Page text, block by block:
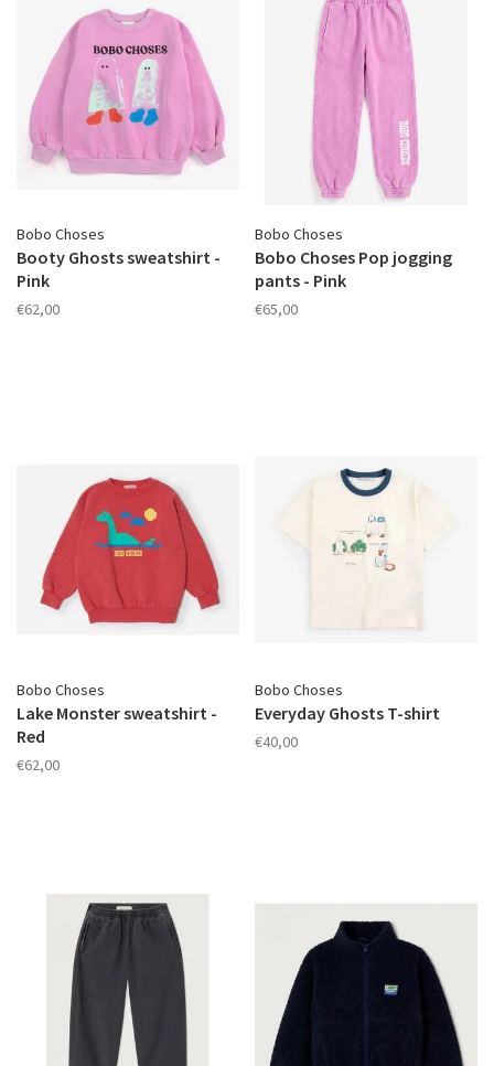
Bobo Choses
Booty Ghosts sweatshirt -
Pink
€62,00
Bobo Choses
Bobo Choses Pop jogging
pants - Pink
€65,00
Bobo Choses
Lake Monster sweatshirt -
Red
€62,00
Bobo Choses
Everyday Ghosts T-shirt
€40,00